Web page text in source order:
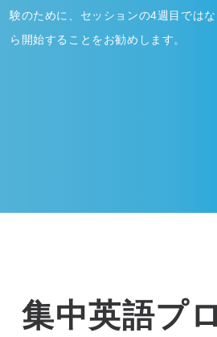
験のために、セッションの4週目では
ら開始することをお勧めします。
集中英語プ